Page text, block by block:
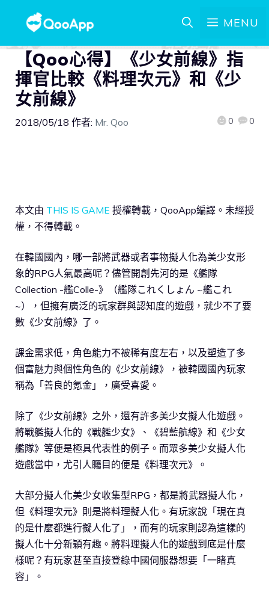
MENU
【Qoo心得】《少女前線》指
揮官比較《料理次元》和《少
女前線》
2018/05/18 作者: Mr. Qoo 0 0
本文由 THIS IS GAME 授權轉載，QooApp編譯。未經授
權，不得轉載。
在韓國國內，哪一部將武器或者事物擬人化為美少女形
象的RPG人氣最高呢？儘管開創先河的是《艦隊
Collection -艦Colle-》（艦隊これくしょん ~艦これ
~），但擁有廣泛的玩家群與認知度的遊戲，就少不了要
數《少女前線》了。
課金需求低，角色能力不被稀有度左右，以及塑造了多
個富魅力與個性角色的《少女前線》，被韓國國內玩家
稱為「善良的氪金」，廣受喜愛。
除了《少女前線》之外，還有許多美少女擬人化遊戲。
將戰艦擬人化的《戰艦少女》、《碧藍航線》和《少女
艦隊》等便是極具代表性的例子。而眾多美少女擬人化
遊戲當中，尤引人矚目的便是《料理次元》。
大部分擬人化美少女收集型RPG，都是將武器擬人化，
但《料理次元》則是將料理擬人化。有玩家說「現在真
的是什麼都進行擬人化了」，而有的玩家則認為這樣的
擬人化十分新穎有趣。將料理擬人化的遊戲到底是什麼
樣呢？有玩家甚至直接登錄中國伺服器想要「一睹真
容」。